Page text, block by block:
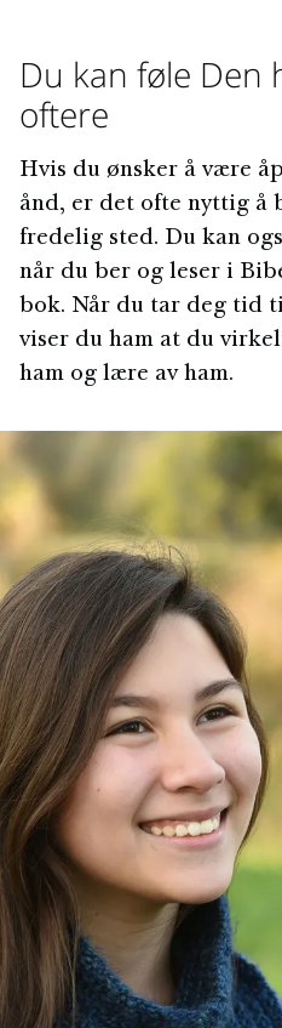
Du kan føle Den
oftere
Hvis du ønsker å være
ånd, er det ofte nyttig å
fredelig sted. Du kan
når du ber og leser i
bok. Når du tar deg tid
viser du ham at du
ham og lære av ham.